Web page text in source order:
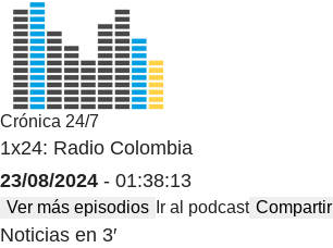
Crónica 24/7
1x24: Radio Colombia
23/08/2024 - 01:38:13
Ver más episodios Ir al podcast Compartir
Noticias en 3′